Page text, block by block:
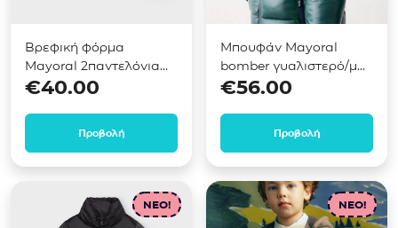
Βρεφική φόρμα
Mayoral 2παντελόνια
Πράσινο 02831
€40.00
Προβολή
Μπουφάν Mayoral
bomber γυαλιστερό/ματ
Πράσινο 04469
€56.00
Προβολή
NEO! NEO!